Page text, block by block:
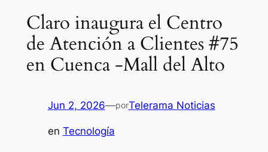
Claro inaugura el Centro
de Atención a Clientes #75
en Cuenca -Mall del Alto
Jun 2, 2026—porTelerama Noticias
en Tecnología